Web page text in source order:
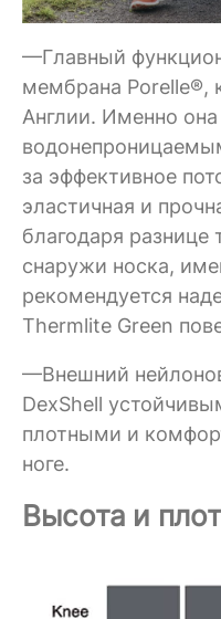
—Главный
мембрана Porelle®,
Англии. Именно
за эффективное
эластичная и
благодаря разнице
снаружи носка,
рекомендуется
Thermlite Green
—Внешний
DexShell
плотными и
ноге.
Высота и